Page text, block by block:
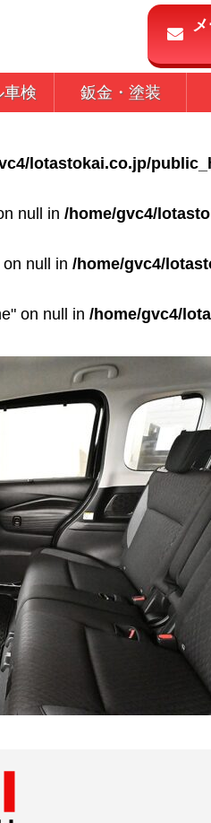
車検 鈑金・塗装
lotastokai.co.jp/
null in /home/gvc4/
null in /home/gvc4/
on null in /home/gvc4/